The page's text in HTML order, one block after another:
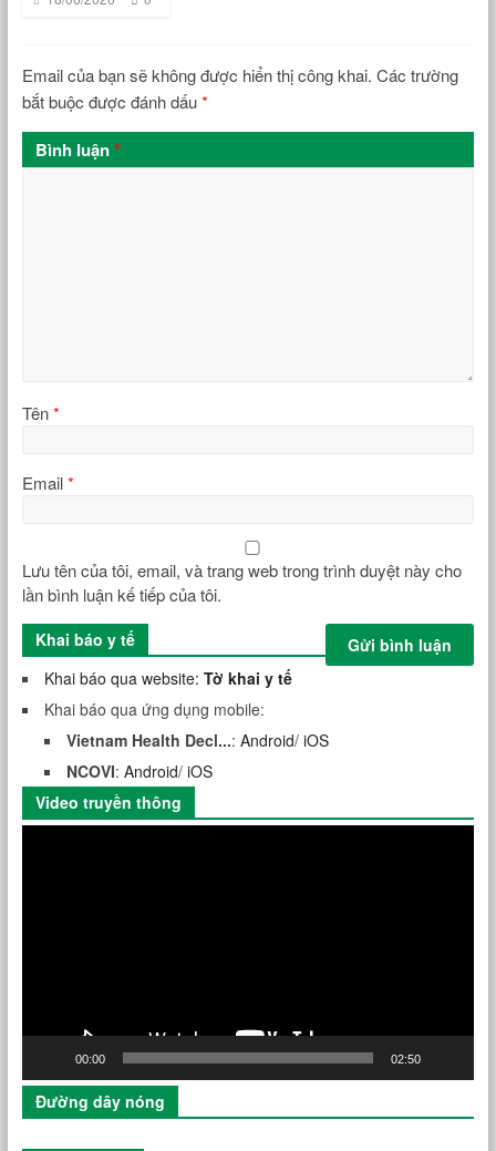
Email của bạn sẽ không được hiển thị công khai. Các trường
bắt buộc được đánh dấu*
Bình luận*
Tên*
Email*
Lưu tên của tôi, email, và trang web trong trình duyệt này cho
lần bình luận kế tiếp của tôi.
Khai báo y tế
Khai báo qua website: Tờ khai y tế
Khai báo qua ứng dụng mobile:
Vietnam Health Decl...: Android/ iOS
NCOVI: Android/ iOS
Video truyền thông
00:00 02:50
Đường dây nóng